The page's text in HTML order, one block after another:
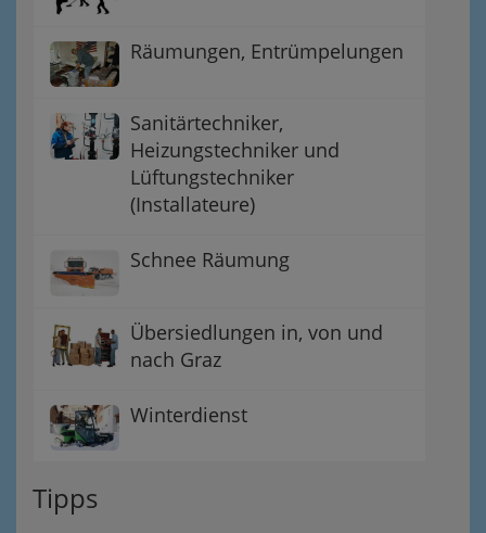
Räumungen, Entrümpelungen
Sanitärtechniker,
Heizungstechniker und
Lüftungstechniker
(Installateure)
Schnee Räumung
Übersiedlungen in, von und
nach Graz
Winterdienst
Tipps